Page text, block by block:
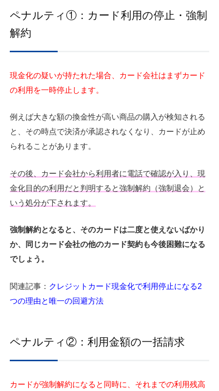
ペナルティ①：カード利用の停止・強制
解約
現金化の疑いが持たれた場合、カード会社はまずカード
の利用を一時停止します。
例えば大きな額の換金性が高い商品の購入が検知される
と、その時点で決済が承認されなくなり、カードが止め
られることがあります。
その後、カード会社から利用者に電話で確認が入り、現
金化目的の利用だと判明すると強制解約（強制退会）と
いう処分が下されます。
強制解約となると、そのカードは二度と使えないばかり
か、同じカード会社の他のカード契約も今後困難になる
でしょう。
関連記事： クレジットカード現金化で利用停止になる2
つの理由と唯一の回避方法
ペナルティ②：利用金額の一括請求
カードが強制解約になると同時に、それまでの利用残高